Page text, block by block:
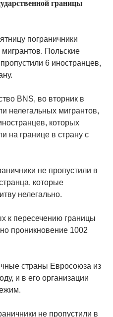
границы
пограничники
Польские
6 иностранцев,
BNS, во вторник в
нелегальных мигрантов,
которых
на границе в страну с
не пропустили в
которые
нелегально.
к пересечению границы
проникновение 1002
страны Евросоюза из
и в его организации
не пропустили в